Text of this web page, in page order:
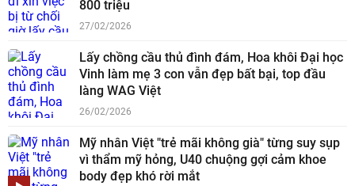
800 triệu
27/02/2026
Lấy chồng cầu thủ đình đám, Hoa khôi Đại học
Vinh làm mẹ 3 con vẫn đẹp bất bại, top đầu
làng WAG Việt
26/02/2026
Mỹ nhân Việt "trẻ mãi không già" từng suy sụp
vì thẩm mỹ hỏng, U40 chuộng gợi cảm khoe
body đẹp khó rời mắt